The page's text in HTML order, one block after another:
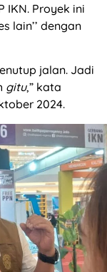
IKN. Proyek ini
lain’’ dengan
jalan. Jadi
gitu,” kata
2024.